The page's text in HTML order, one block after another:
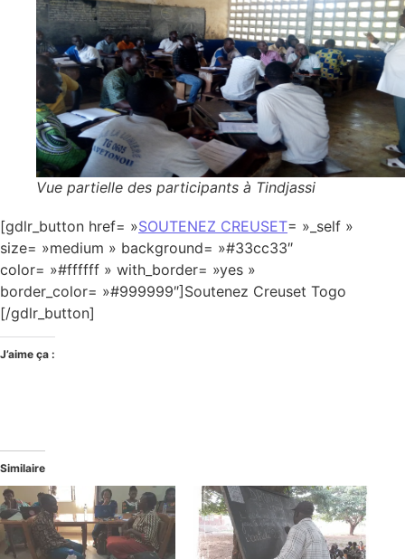
Vue partielle des participants à Tindjassi
[gdlr_button href= »SOUTENEZ CREUSET= »_self »
size= »medium » background= »#33cc33″
color= »#ffffff » with_border= »yes »
border_color= »#999999″]Soutenez Creuset Togo
[/gdlr_button]
J’aime ça :
Similaire